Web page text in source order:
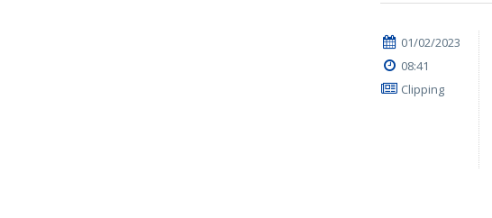
01/02/2023
08:41
Clipping